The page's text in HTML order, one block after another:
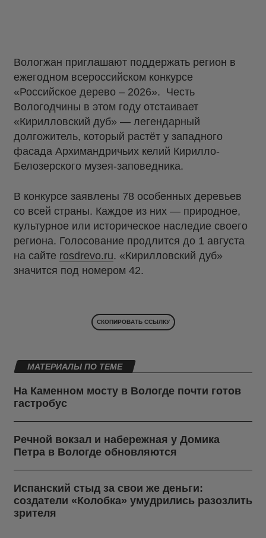
Вологжан приглашают поддержать регион в
ежегодном всероссийском конкурсе
«Российское дерево – 2026». Честь
Вологодчины в этом году отстаивает
«Кирилловский дуб» — легендарный
долгожитель, который растёт у западного
фасада Архимандричьих келий Кирилло-
Белозерского музея-заповедника.
В конкурсе заявлены 78 особенных деревьев
со всей страны. Каждое из них — природное,
культурное или историческое наследие своего
региона. Голосование продлится до 1 августа
на сайте rosdrevo.ru. «Кирилловский дуб»
значится под номером 42.
СКОПИРОВАТЬ ССЫЛКУ
МАТЕРИАЛЫ ПО ТЕМЕ
На Каменном мосту в Вологде почти готов
гастробус
Речной вокзал и набережная у Домика
Петра в Вологде обновляются
Испанский стыд за свои же деньги:
создатели «Колобка» умудрились разозлить
зрителя